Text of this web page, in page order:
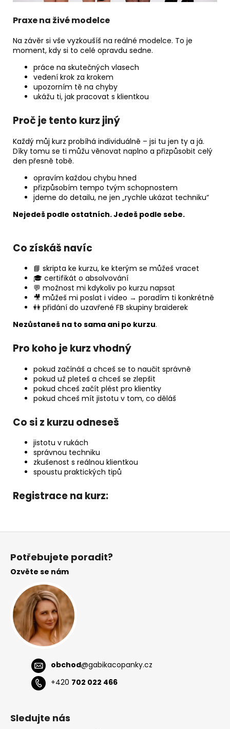
Praxe na živé modelce
Na závěr si vše vyzkoušíš na reálné modelce. To je
moment, kdy si to celé opravdu sedne.
práce na skutečných vlasech
vedení krok za krokem
upozorním tě na chyby
ukážu ti, jak pracovat s klientkou
Proč je tento kurz jiný
Každý můj kurz probíhá individuálně – jsi tu jen ty a já.
Díky tomu se ti můžu věnovat naplno a přizpůsobit celý
den přesně tobě.
opravím každou chybu hned
přizpůsobím tempo tvým schopnostem
jdeme do detailu, ne jen „rychle ukázat techniku“
Nejedeš podle ostatních. Jedeš podle sebe.
Co získáš navíc
📘 skripta ke kurzu, ke kterým se můžeš vracet
🎓 certifikát o absolvování
💬 možnost mi kdykoliv po kurzu napsat
🎥 můžeš mi poslat i video → poradím ti konkrétně
👭 přidání do uzavřené FB skupiny braiderek
Nezůstaneš na to sama ani po kurzu.
Pro koho je kurz vhodný
pokud začínáš a chceš se to naučit správně
pokud už pleteš a chceš se zlepšit
pokud chceš začít plést pro klientky
pokud chceš mít jistotu v tom, co děláš
Co si z kurzu odneseš
jistotu v rukách
správnou techniku
zkušenost s reálnou klientkou
spoustu praktických tipů
Registrace na kurz:
Z
Potřebujete poradit?
Ozvěte se nám
obchod@gabikacopanky.cz
+420 702 022 466
Sledujte nás